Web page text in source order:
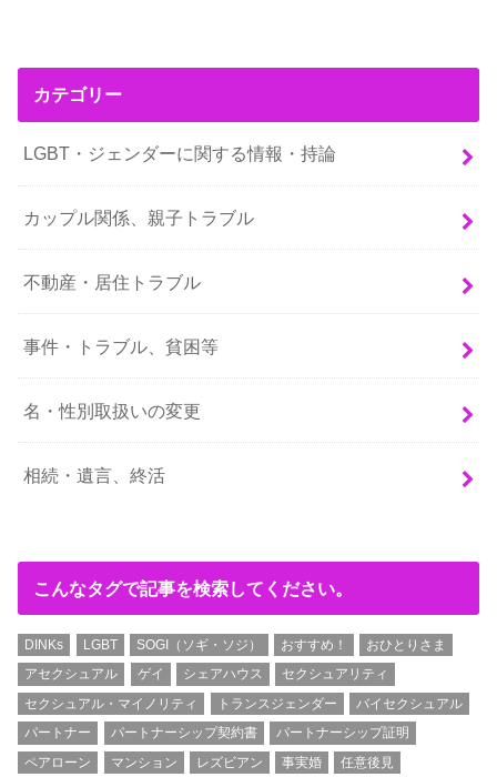
カテゴリー
LGBT・ジェンダーに関する情報・持論
カップル関係、親子トラブル
不動産・居住トラブル
事件・トラブル、貧困等
名・性別取扱いの変更
相続・遺言、終活
こんなタグで記事を検索してください。
DINKs LGBT SOGI（ソギ・ソジ） おすすめ！
おひとりさま
アセクシュアル
ゲイ シェアハウス
セクシュアリティ
セクシュアル・マイノリティ
トランスジェンダー
バイセクシュアル
パートナー
パートナーシップ契約書
パートナーシップ証明
ペアローン
マンション レズビアン 事実婚 任意後見